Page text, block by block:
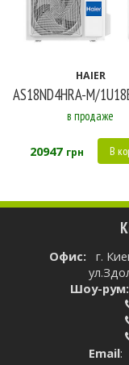
Работа на обогрев до
HAIER
AS18ND4HRA-M/
в продаже
20947 грн В
Oфис:
г.
Шоу-рум:
Email: